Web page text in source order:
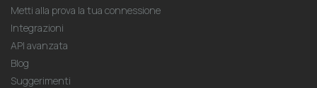
Metti alla prova la tua connessione
Integrazioni
API avanzata
Blog
Suggerimenti